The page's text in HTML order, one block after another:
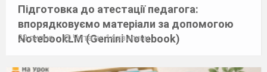
Підготовка до атестації педагога:
впорядковуємо матеріали за допомогою
NotebookLM (Gemini Notebook)
29 липня Читати: 14 хвилини